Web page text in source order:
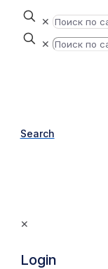
✕
✕
Search
✕
Login